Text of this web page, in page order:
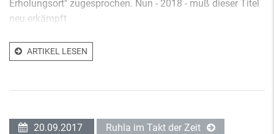
Erholungsort" zugesprochen. Nun - 2018 - muß dieser Titel
neu erkämpft
ARTIKEL LESEN
20.09.2017 Ruhla im Takt der Zeit